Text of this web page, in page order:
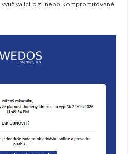
využívající cizí nebo kompromitované